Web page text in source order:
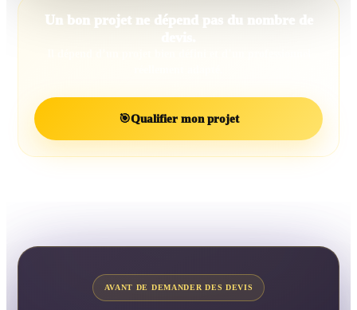
Un bon projet ne dépend pas du nombre de
🎯Qualifier mon projet
AVANT DE DEMANDER DES DEVIS